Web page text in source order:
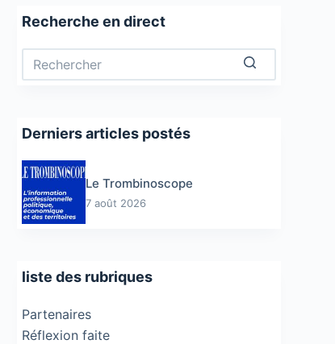
Recherche en direct
Derniers articles postés
Le Trombinoscope
7 août 2026
liste des rubriques
Partenaires
Réflexion faite